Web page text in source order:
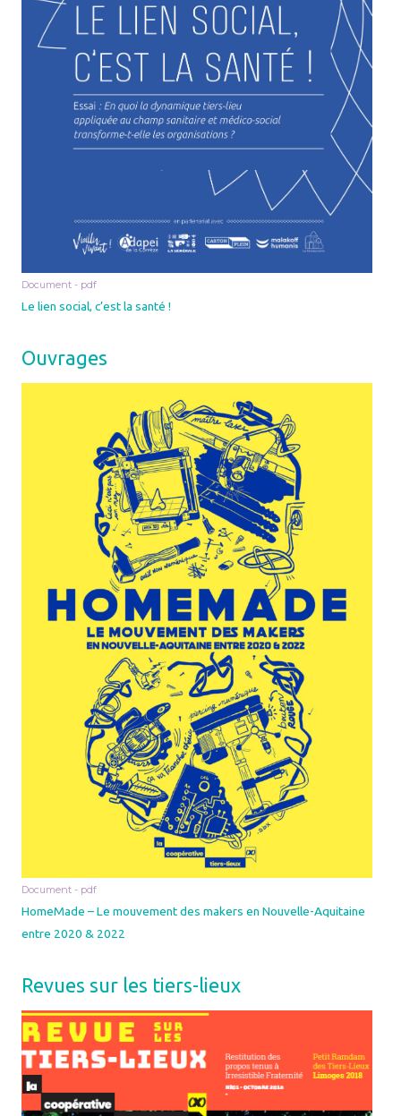
Document - pdf
Le lien social, c’est la santé !
Ouvrages
Document - pdf
HomeMade – Le mouvement des makers en Nouvelle-Aquitaine
entre 2020 & 2022
Revues sur les tiers-lieux